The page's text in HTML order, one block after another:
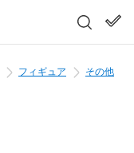
フィギュア その他